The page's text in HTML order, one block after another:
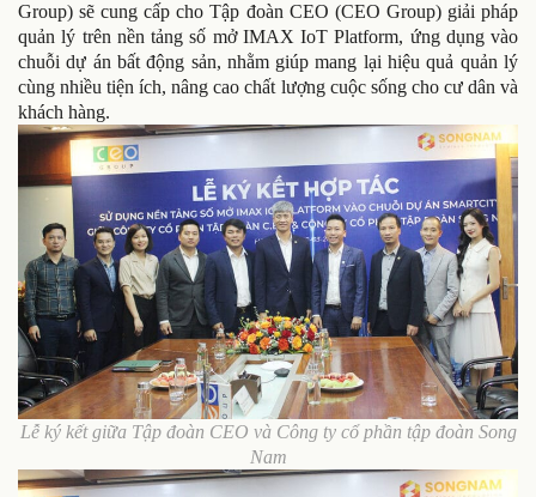
Group) sẽ cung cấp cho Tập đoàn CEO (CEO Group) giải pháp
quản lý trên nền tảng số mở IMAX IoT Platform, ứng dụng vào
chuỗi dự án bất động sản, nhằm giúp mang lại hiệu quả quản lý
cùng nhiều tiện ích, nâng cao chất lượng cuộc sống cho cư dân và
khách hàng.
Lễ ký kết giữa Tập đoàn CEO và Công ty cổ phần tập đoàn Song
Nam